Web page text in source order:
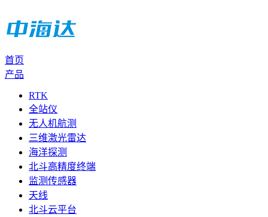
首页
产品
RTK
全站仪
无人机航测
三维激光雷达
海洋探测
北斗高精度终端
监测传感器
天线
北斗云平台